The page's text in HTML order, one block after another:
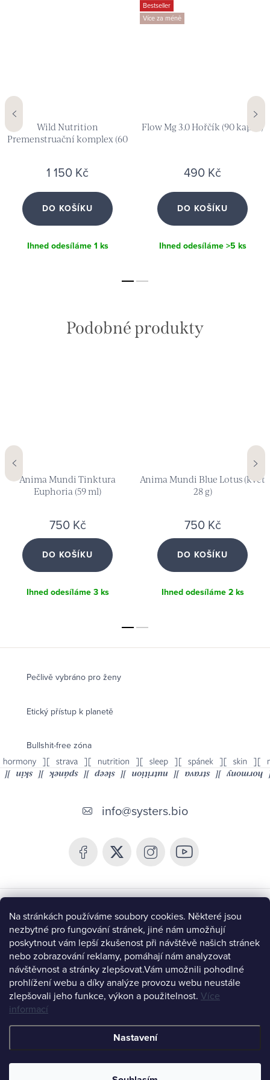
Na stránkách používáme soubory cookies. Některé jsou
nezbytné pro fungování stránek, jiné nám umožňují
poskytnout vám lepší zkušenost při návštěvě našich stránek
nebo zobrazování reklamy, pomáhají nám analyzovat
návštěvnost a stránky zlepšovat.Vám umožnili pohodlné
prohlížení webu a díky analýze provozu webu neustále
zlepšovali jeho funkce, výkon a použitelnost. Více
informací
Nastavení
Wild Nutrition
Premenstruační komplex (60
1 150 Kč
DO KOŠÍKU
Ihned odesíláme1 ks
Bestseller
Více za méně
Flow Mg 3.0 Hořčík (90 kapslí)
490 Kč
DO KOŠÍKU
Ihned odesíláme>5 ks
Anima Mundi Tinktura
Euphoria (59 ml)
750 Kč
DO KOŠÍKU
Ihned odesíláme3 ks
Anima Mundi Blue Lotus (květ
28 g)
750 Kč
DO KOŠÍKU
Ihned odesíláme2 ks
Pečlivě vybráno pro ženy
Etický přístup k planetě
Bullshit-free zóna
í
Chceš být v obraze a získat 10% slevu?
CHCI BÝT V OBRAZE
info@systers.bio
Instagram
Copyright 2026Systers Bio. Všechna práva vyhrazena.Upravit
nastavení cookies